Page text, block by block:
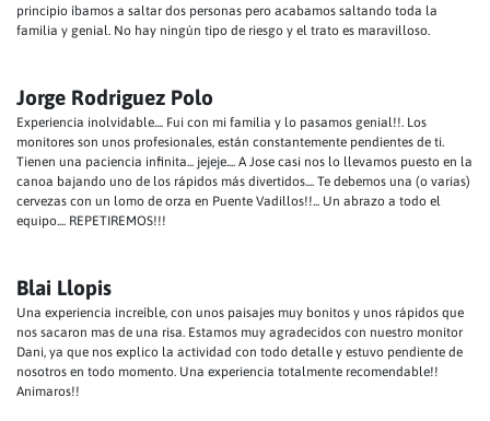
principio íbamos a saltar dos personas pero acabamos saltando toda la
familia y genial. No hay ningún tipo de riesgo y el trato es maravilloso.
Jorge Rodriguez Polo
Experiencia inolvidable.... Fui con mi familia y lo pasamos genial!!. Los
monitores son unos profesionales, están constantemente pendientes de ti.
Tienen una paciencia infinita... jejeje.... A Jose casi nos lo llevamos puesto en la
canoa bajando uno de los rápidos más divertidos.... Te debemos una (o varias)
cervezas con un lomo de orza en Puente Vadillos!!... Un abrazo a todo el
equipo.... REPETIREMOS!!!
Blai Llopis
Una experiencia increíble, con unos paisajes muy bonitos y unos rápidos que
nos sacaron mas de una risa. Estamos muy agradecidos con nuestro monitor
Dani, ya que nos explico la actividad con todo detalle y estuvo pendiente de
nosotros en todo momento. Una experiencia totalmente recomendable!!
Animaros!!